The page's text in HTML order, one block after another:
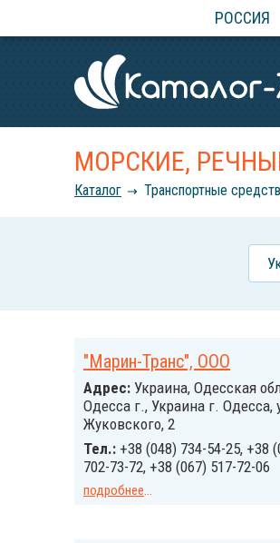
РОССИЯ
МОРСКИЕ,
Каталог Транспортные
"Марин-Транс", ООО
Адрес: Украина, Одесская
Одесса г., Украина г. Одесса,
Жуковского, 2
Тел.: +38 (048) 734-54-25, +38
702-73-72, +38 (067) 517-72-06
подробнее...